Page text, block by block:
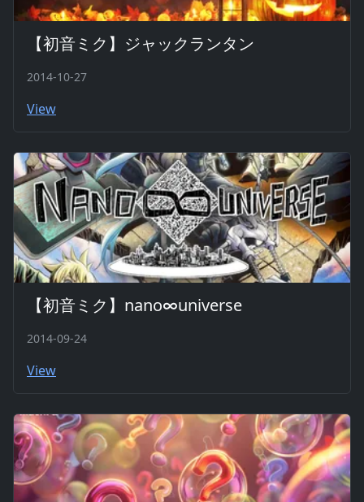
【初音ミク】ジャックランタン
2014-10-27
View
【初音ミク】nano∞universe
2014-09-24
View